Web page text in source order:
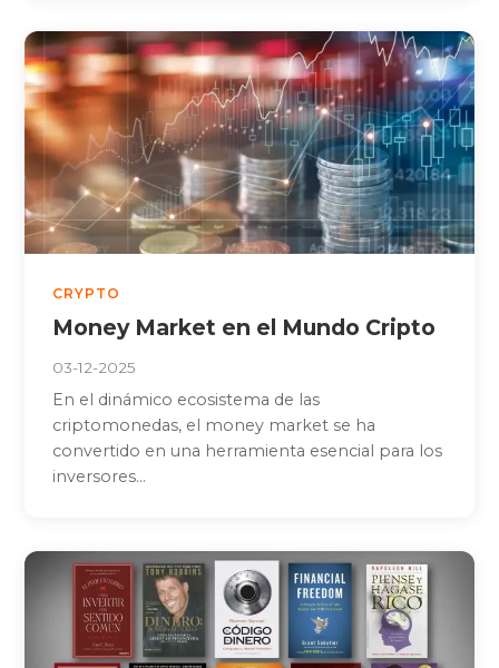
CRYPTO
Money Market en el Mundo Cripto
03-12-2025
En el dinámico ecosistema de las
criptomonedas, el money market se ha
convertido en una herramienta esencial para los
inversores...